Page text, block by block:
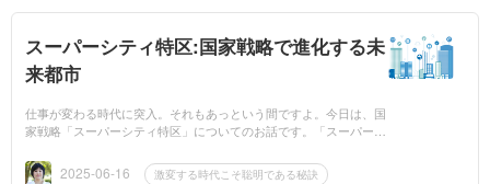
スーパーシティ特区:国家戦略で進化する未
来都市
仕事が変わる時代に突入。それもあっという間ですよ。今日は、国
家戦略「スーパーシティ特区」についてのお話です。「スーパーシ
か？街を歩け...
2025-06-16 激変する時代こそ聡明である秘訣